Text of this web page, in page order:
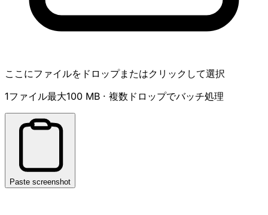
ここにファイルをドロップまたはクリックして選択
1ファイル最大100 MB · 複数ドロップでバッチ処理
Paste screenshot